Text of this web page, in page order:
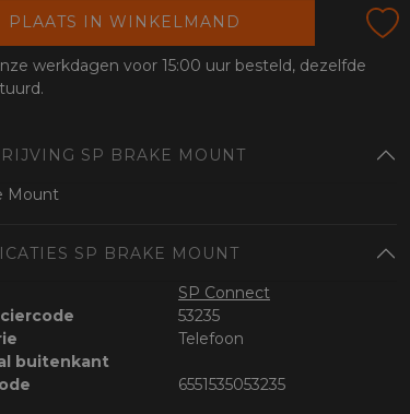
PLAATS IN WINKELMAND
werkdagen voor 15:00 uur besteld, dezelfde
SP BRAKE MOUNT
Mount
SP BRAKE MOUNT
SP Connect
53235
Telefoon
buitenkant
6551535053235